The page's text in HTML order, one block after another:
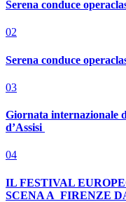
Serena conduce
02
Serena conduce
03
Giornata internazionale
d’Assisi
04
IL FESTIVAL
SCENA A FIRENZE